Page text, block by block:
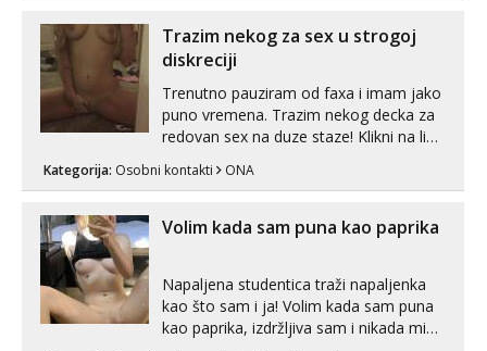
vjeruj mi, takve još nisi vidio. Uvijek sam
spremna za ONLOINE zabavu...
Trazim nekog za sex u strogoj
diskreciji
Trenutno pauziram od faxa i imam jako
puno vremena. Trazim nekog decka za
redovan sex na duze staze! Klikni na link
Kategorija: Osobni kontakti ONA
Volim kada sam puna kao paprika
Napaljena studentica traži napaljenka
kao što sam i ja! Volim kada sam puna
kao paprika, izdržljiva sam i nikada mi